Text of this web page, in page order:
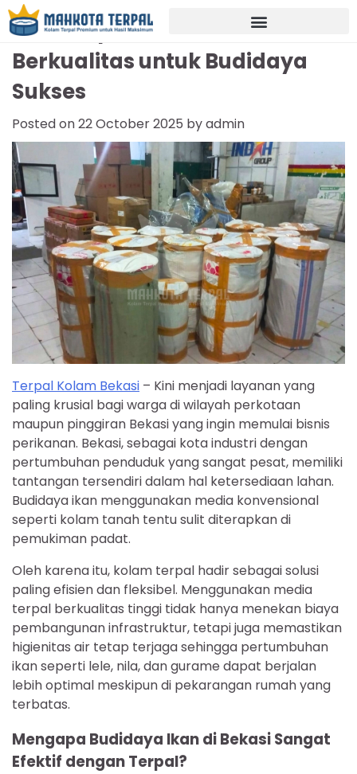
Jual Terpal Kolam Bekasi
Berkualitas untuk Budidaya
Sukses
Posted on22 October 2025 byadmin
Terpal Kolam Bekasi – Kini menjadi layanan yang
paling krusial bagi warga di wilayah perkotaan
maupun pinggiran Bekasi yang ingin memulai bisnis
perikanan. Bekasi, sebagai kota industri dengan
pertumbuhan penduduk yang sangat pesat, memiliki
tantangan tersendiri dalam hal ketersediaan lahan.
Budidaya ikan menggunakan media konvensional
seperti kolam tanah tentu sulit diterapkan di
pemukiman padat.
Oleh karena itu, kolam terpal hadir sebagai solusi
paling efisien dan fleksibel. Menggunakan media
terpal berkualitas tinggi tidak hanya menekan biaya
pembangunan infrastruktur, tetapi juga memastikan
higienitas air tetap terjaga sehingga pertumbuhan
ikan seperti lele, nila, dan gurame dapat berjalan
lebih optimal meskipun di pekarangan rumah yang
terbatas.
Mengapa Budidaya Ikan di Bekasi Sangat
Efektif dengan Terpal?